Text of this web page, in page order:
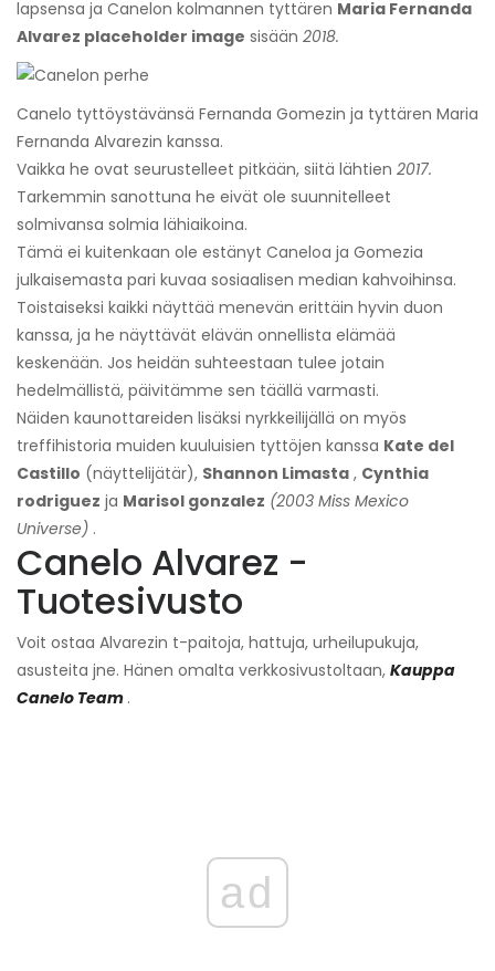
lapsensa ja Canelon kolmannen tyttären Maria Fernanda
Alvarez placeholder image sisään 2018.
Canelo tyttöystävänsä Fernanda Gomezin ja tyttären Maria
Fernanda Alvarezin kanssa.
Vaikka he ovat seurustelleet pitkään, siitä lähtien 2017.
Tarkemmin sanottuna he eivät ole suunnitelleet
solmivansa solmia lähiaikoina.
Tämä ei kuitenkaan ole estänyt Caneloa ja Gomezia
julkaisemasta pari kuvaa sosiaalisen median kahvoihinsa.
Toistaiseksi kaikki näyttää menevän erittäin hyvin duon
kanssa, ja he näyttävät elävän onnellista elämää
keskenään. Jos heidän suhteestaan ​​tulee jotain
hedelmällistä, päivitämme sen täällä varmasti.
Näiden kaunottareiden lisäksi nyrkkeilijällä on myös
treffihistoria muiden kuuluisien tyttöjen kanssa Kate del
Castillo (näyttelijätär), Shannon Limasta , Cynthia
rodriguez ja Marisol gonzalez (2003 Miss Mexico
Universe) .
Canelo Alvarez -
Tuotesivusto
Voit ostaa Alvarezin t-paitoja, hattuja, urheilupukuja,
asusteita jne. Hänen omalta verkkosivustoltaan, Kauppa
Canelo Team .
ad